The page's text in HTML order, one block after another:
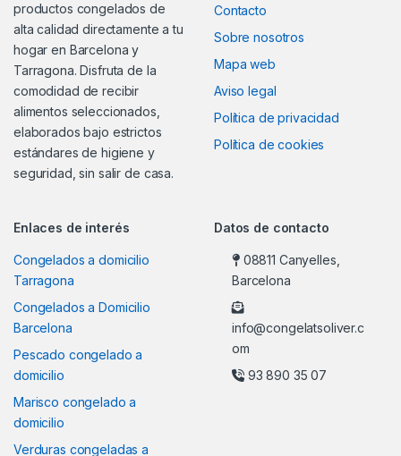
productos congelados de
alta calidad directamente a tu
hogar en Barcelona y
Tarragona. Disfruta de la
comodidad de recibir
alimentos seleccionados,
elaborados bajo estrictos
estándares de higiene y
seguridad, sin salir de casa.
Contacto
Sobre nosotros
Mapa web
Aviso legal
Política de privacidad
Política de cookies
Enlaces de interés
Congelados a domicilio
Tarragona
Congelados a Domicilio
Barcelona
Pescado congelado a
domicilio
Marisco congelado a
domicilio
Verduras congeladas a
Datos de contacto
08811 Canyelles,
Barcelona
info@congelatsoliver.c
om
93 890 35 07